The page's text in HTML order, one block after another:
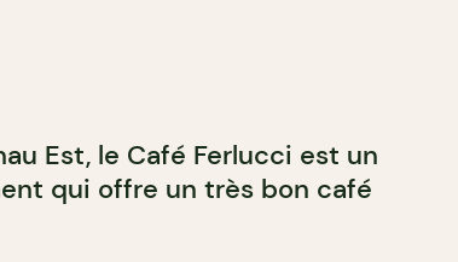
Est, le Café Ferlucci est un
qui offre un très bon café